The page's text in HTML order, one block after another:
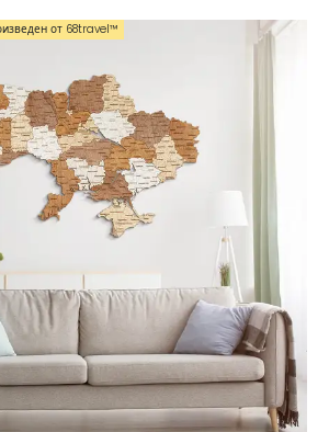
от 68travel™️